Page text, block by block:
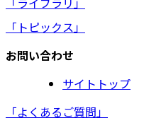
「トピックス」
お問い合わせ
サイトトップ
「よくあるご質問」